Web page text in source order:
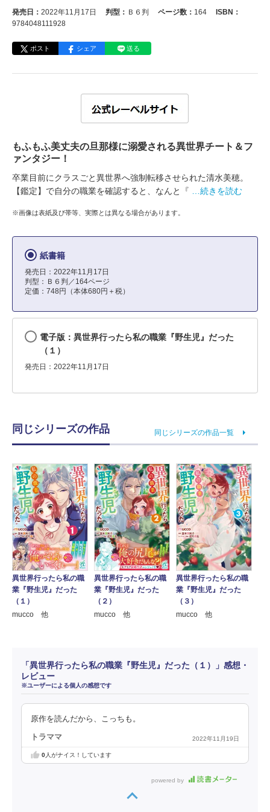
発売日： 2022年11月17日 判型： Ｂ６判 ページ数： 164
ISBN：
9784048111928
ポスト シェア 送る
もふもふ美丈夫の旦那様に溺愛される異世界チート＆フ
ァンタジー！
卒業目前にクラスごと異世界へ強制転移させられた清水美穂。
【鑑定】で自分の職業を確認すると、なんと『
…続きを読む
※画像は表紙及び帯等、実際とは異なる場合があります。
紙書籍
発売日：2022年11月17日
判型：Ｂ６判／164ページ
定価：748円（本体680円＋税）
電子版：異世界行ったら私の職業『野生児』だった
（１）
発売日：2022年11月17日
同じシリーズの作品 同じシリーズの作品一覧
異世界行ったら私の職
業『野生児』だった
（１）
mucco 他
異世界行ったら私の職
業『野生児』だった
（２）
mucco 他
異世界行ったら私の職
業『野生児』だった
（３）
mucco 他
「異世界行ったら私の職業『野生児』だった（１）」感想・
レビュー
※ユーザーによる個人の感想です
原作を読んだから、こっちも。
トラママ 2022年11月19日
0人がナイス！しています
powered by